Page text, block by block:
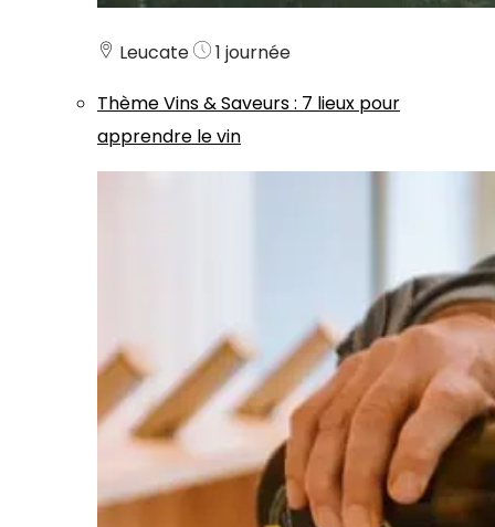
Leucate
1 journée
ThèmeVins & Saveurs: 7 lieux pour
apprendre le vin